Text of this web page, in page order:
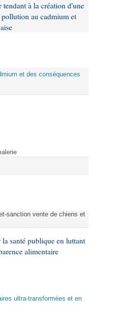
à la création d'une
au cadmium et
et des conséquences
sanction vente de chiens et
santé publique en luttant
alimentaire
ultra-transformées et en